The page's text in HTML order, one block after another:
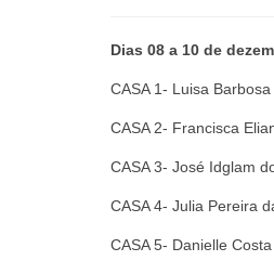
Dias 08 a 10 de
CASA 1- Luisa
CASA 2- Francisca
CASA 3- José Idglam
CASA 4- Julia Pereira
CASA 5- Danielle